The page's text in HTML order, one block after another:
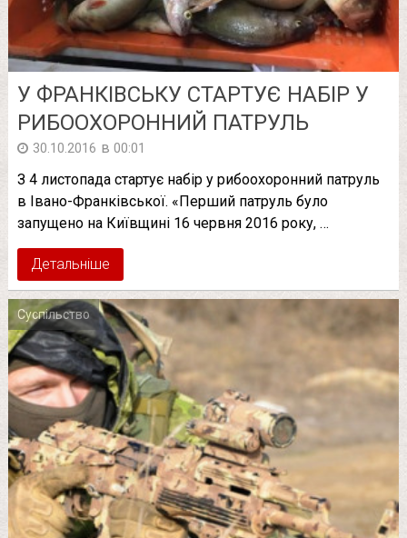
У ФРАНКІВСЬКУ СТАРТУЄ НАБІР У
РИБООХОРОННИЙ ПАТРУЛЬ
30.10.2016 в 00:01
З 4 листопада стартує набір у рибоохоронний патруль
в Івано-Франківської. «Перший патруль було
запущено на Київщині 16 червня 2016 року, …
Детальніше
Суспільство